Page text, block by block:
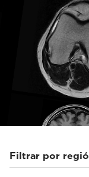
Filtrar por